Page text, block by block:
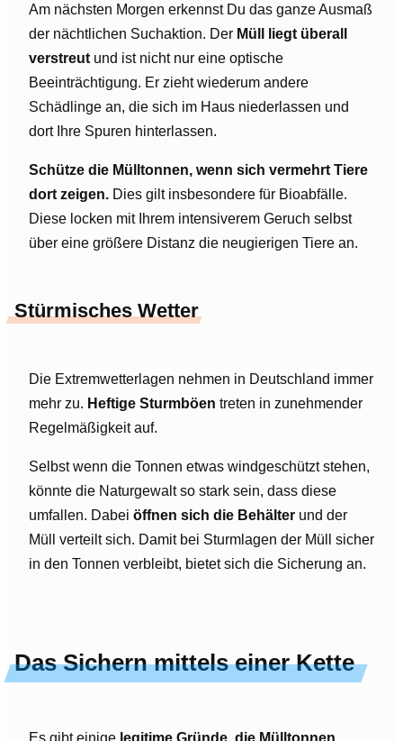
Am nächsten Morgen erkennst Du das ganze Ausmaß
der nächtlichen Suchaktion. Der Müll liegt überall
verstreut und ist nicht nur eine optische
Beeinträchtigung. Er zieht wiederum andere
Schädlinge an, die sich im Haus niederlassen und
dort Ihre Spuren hinterlassen.
Schütze die Mülltonnen, wenn sich vermehrt Tiere
dort zeigen. Dies gilt insbesondere für Bioabfälle.
Diese locken mit Ihrem intensiverem Geruch selbst
über eine größere Distanz die neugierigen Tiere an.
Stürmisches Wetter
Die Extremwetterlagen nehmen in Deutschland immer
mehr zu. Heftige Sturmböen treten in zunehmender
Regelmäßigkeit auf.
Selbst wenn die Tonnen etwas windgeschützt stehen,
könnte die Naturgewalt so stark sein, dass diese
umfallen. Dabei öffnen sich die Behälter und der
Müll verteilt sich. Damit bei Sturmlagen der Müll sicher
in den Tonnen verbleibt, bietet sich die Sicherung an.
Das Sichern mittels einer Kette